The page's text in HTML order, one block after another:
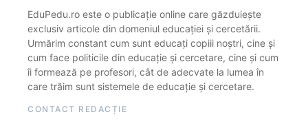
EduPedu.ro este o publicație online care găzduiește
exclusiv articole din domeniul educației și cercetării.
Urmărim constant cum sunt educați copiii noștri, cine și
cum face politicile din educație și cercetare, cine și cum
îi formează pe profesori, cât de adecvate la lumea în
care trăim sunt sistemele de educație și cercetare.
CONTACT REDACȚIE